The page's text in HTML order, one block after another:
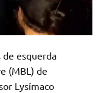
de esquerda
(MBL) de
Lysímaco